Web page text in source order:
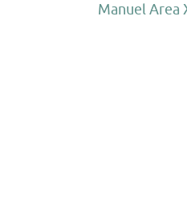
Manuel Area